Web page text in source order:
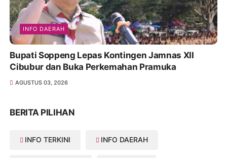
INFO DAERAH
Bupati Soppeng Lepas Kontingen Jamnas XII
Cibubur dan Buka Perkemahan Pramuka
AGUSTUS 03, 2026
BERITA PILIHAN
INFO TERKINI INFO DAERAH